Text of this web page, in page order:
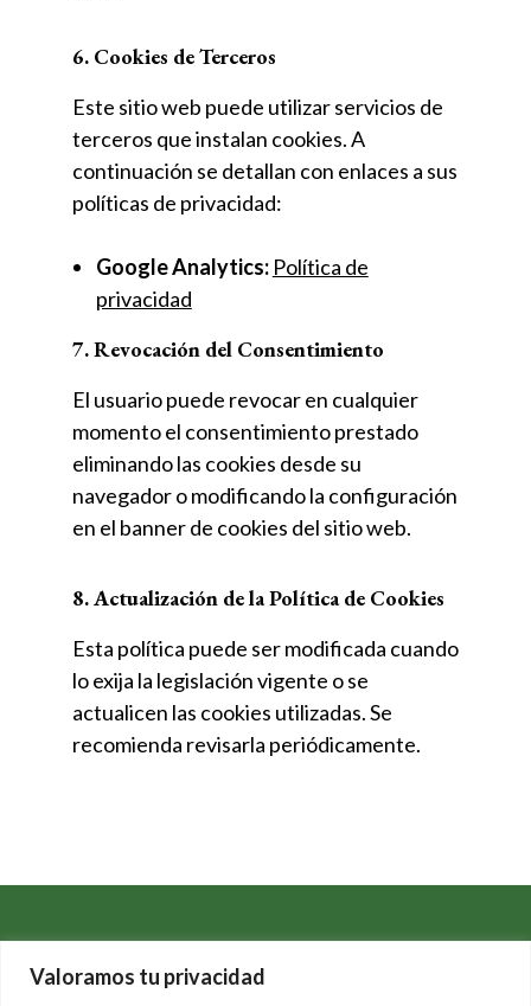
Valoramos tu privacidad
6. Cookies de Terceros
Este sitio web puede utilizar servicios de
terceros que instalan cookies. A
continuación se detallan con enlaces a sus
políticas de privacidad:
Google Analytics: Política de
privacidad
7. Revocación del Consentimiento
El usuario puede revocar en cualquier
momento el consentimiento prestado
eliminando las cookies desde su
navegador o modificando la configuración
en el banner de cookies del sitio web.
8. Actualización de la Política de Cookies
Esta política puede ser modificada cuando
lo exija la legislación vigente o se
actualicen las cookies utilizadas. Se
recomienda revisarla periódicamente.